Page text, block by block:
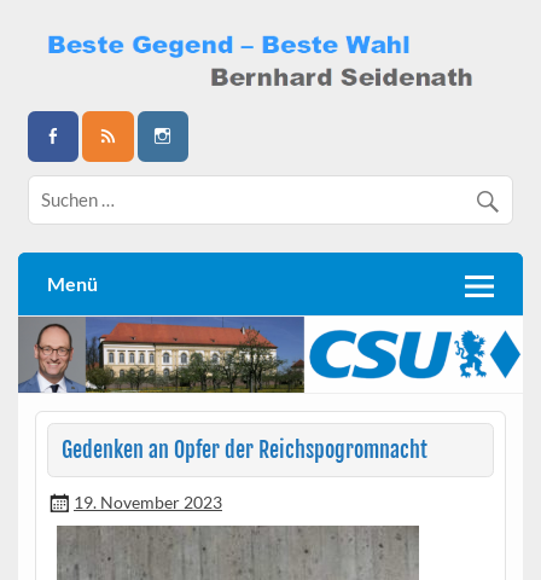
content
Bernhard Seidenath
Menü
Gedenken an Opfer der Reichspogromnacht
19. November 2023